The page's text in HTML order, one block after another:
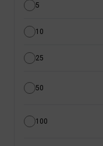
5
10
25
50
100